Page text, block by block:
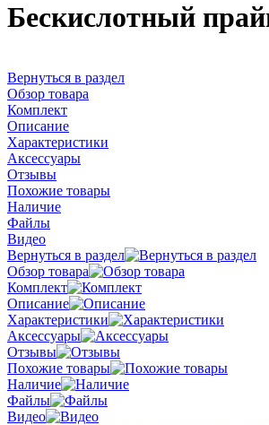
Бескислотный
Вернуться в раздел
Обзор товара
Комплект
Описание
Характеристики
Аксессуары
Отзывы
Похожие товары
Наличие
Файлы
Видео
Вернуться в раздел
Обзор товара
Комплект
Описание
Характеристики
Аксессуары
Отзывы
Похожие товары
Наличие
Файлы
Видео